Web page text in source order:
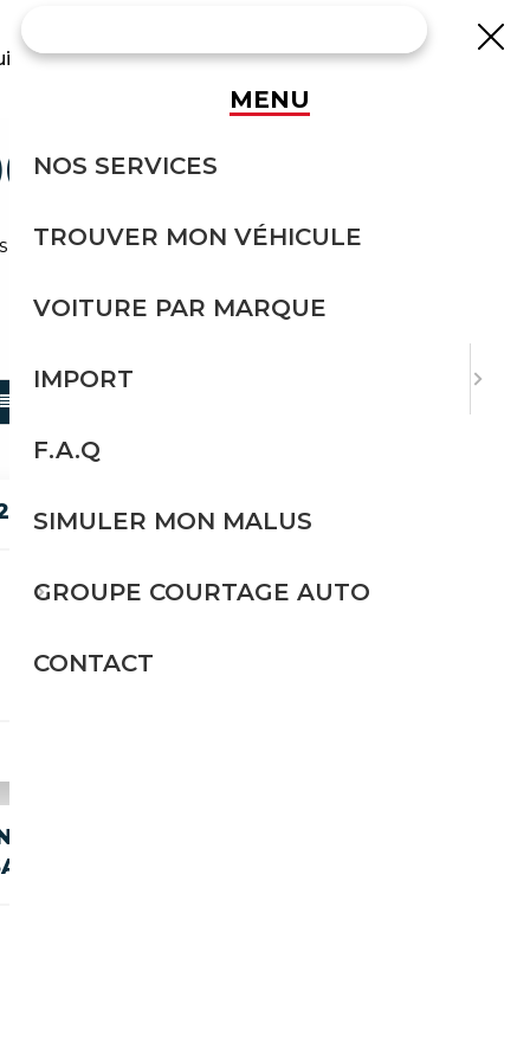
effort avec Courtage Auto.
TRIER PAR
VON 219
Essence
R21
MENU
NOS SERVICES
TROUVER MON VÉHICULE
VOITURE PAR MARQUE
IMPORT
F.A.Q
SIMULER MON MALUS
GROUPE COURTAGE AUTO
CONTACT